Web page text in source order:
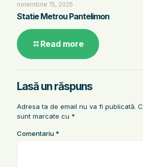
noiembrie 15, 2025
Statie Metrou Pantelimon
Read more
Lasă un răspuns
Adresa ta de email nu va fi publicată.
sunt marcate cu *
Comentariu*